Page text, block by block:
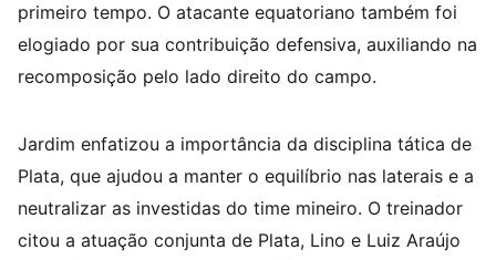
primeiro tempo. O atacante equatoriano também foi
elogiado por sua contribuição defensiva, auxiliando na
recomposição pelo lado direito do campo.
Jardim enfatizou a importância da disciplina tática de
Plata, que ajudou a manter o equilíbrio nas laterais e a
neutralizar as investidas do time mineiro. O treinador
citou a atuação conjunta de Plata, Lino e Luiz Araújo